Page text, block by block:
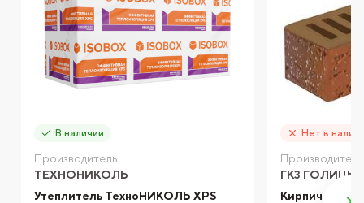
В наличии
Производитель:
ТЕХНОНИКОЛЬ
Утеплитель ТехноНИКОЛЬ XPS
Нет в
ГКЗ
Кирпич